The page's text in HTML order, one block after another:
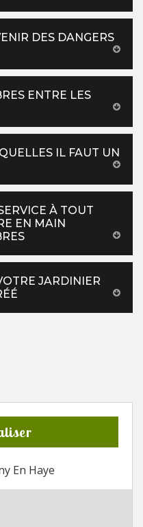
DES DANGERS
ENTRE LES
IL FAUT UN
À TOUT
EN MAIN
JARDINIER
En Haye